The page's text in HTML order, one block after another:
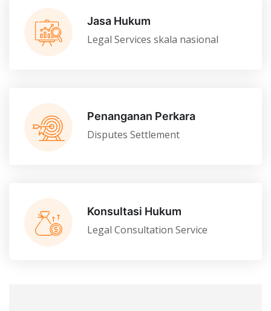
Jasa Hukum
Legal Services skala nasional
Penanganan Perkara
Disputes Settlement
Konsultasi Hukum
Legal Consultation Service